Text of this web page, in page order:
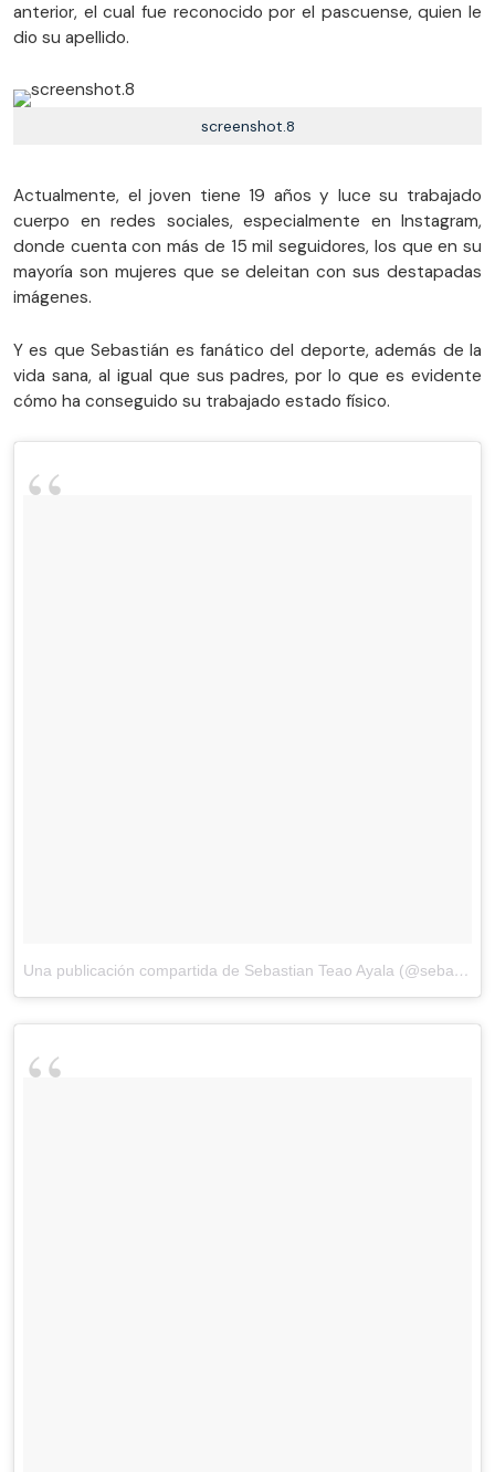
anterior, el cual fue reconocido por el pascuense, quien le
dio su apellido.
screenshot.8
Actualmente, el joven tiene 19 años y luce su trabajado
cuerpo en redes sociales, especialmente en Instagram,
donde cuenta con más de 15 mil seguidores, los que en su
mayoría son mujeres que se deleitan con sus destapadas
imágenes.
Y es que Sebastián es fanático del deporte, además de la
vida sana, al igual que sus padres, por lo que es evidente
cómo ha conseguido su trabajado estado físico.
Una publicación compartida de Sebastian Teao Ayala (@seba_teao)